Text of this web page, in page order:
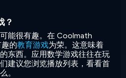
？
能很有趣。在 Coolmath
的教育游戏为荣。这意味着
东西。应用数学游戏往往在玩
建议您浏览播放列表，看看首
。